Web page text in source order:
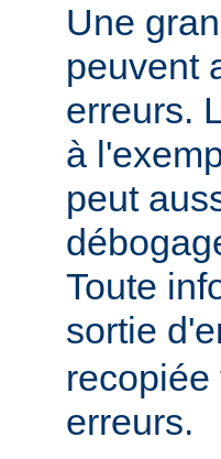
Une
peuvent
erreurs.
à
peut
Toute
sortie
erreurs.